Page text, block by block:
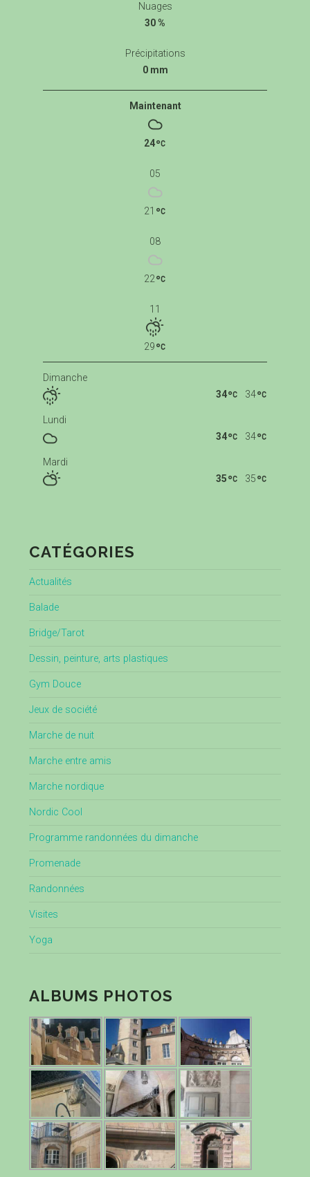
Nuages
30 %
Précipitations
0 mm
Maintenant
24
05
21
08
22
11
29
Dimanche
34
34
Lundi
34
34
Mardi
35
35
CATÉGORIES
Actualités
Balade
Bridge/Tarot
Dessin, peinture, arts plastiques
Gym Douce
Jeux de société
Marche de nuit
Marche entre amis
Marche nordique
Nordic Cool
Programme randonnées du dimanche
Promenade
Randonnées
Visites
Yoga
ALBUMS PHOTOS